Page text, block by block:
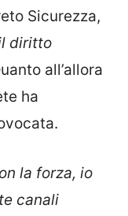
Sicurezza,
diritto
all’allora
ha
la forza, io
canali